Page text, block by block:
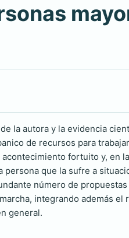
la autora y la evidencia
de recursos para
fortuito y, en
persona que la sufre a
número de
integrando además
general.